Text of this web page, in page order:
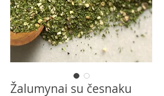
Žalumynai su česnaku